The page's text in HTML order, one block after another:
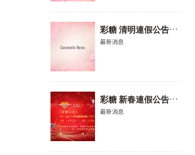
彩
糖 清明連假公告(2026)
最新消息
彩
糖 新春連假公告(2026)
最新消息